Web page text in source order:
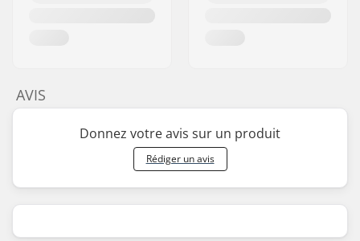
AVIS
Donnez votre avis sur un produit
Rédiger un avis